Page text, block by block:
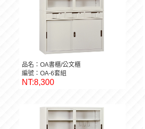
品名：OA書櫃/公文櫃
編號：OA-6套組
NT:8,300